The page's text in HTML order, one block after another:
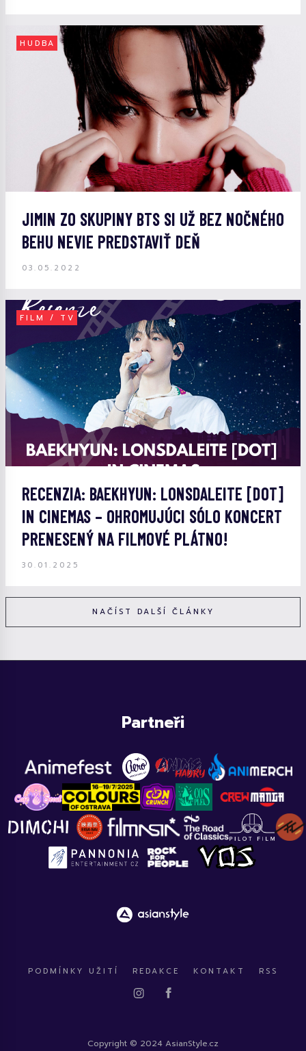
HUDBA
JIMIN ZO SKUPINY BTS SI UŽ BEZ NOČNÉHO
BEHU NEVIE PREDSTAVIŤ DEŇ
03.05.2022
FILM / TV
RECENZIA: BAEKHYUN: LONSDALEITE [DOT]
IN CINEMAS – OHROMUJÚCI SÓLO KONCERT
PRENESENÝ NA FILMOVÉ PLÁTNO!
30.01.2025
NAČÍST DALŠÍ ČLÁNKY
Partneři
PODMÍNKY UŽITÍ REDAKCE KONTAKT RSS
Copyright © 2024 AsianStyle.cz